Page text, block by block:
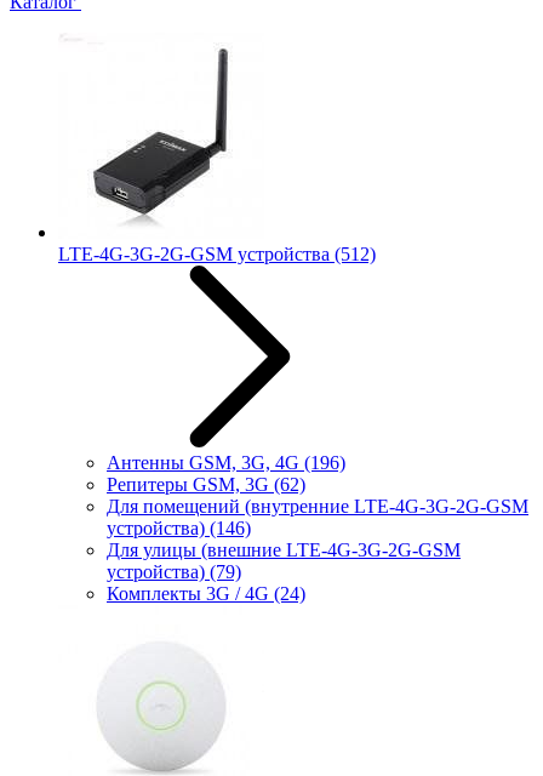
LTE-4G-3G-2G-GSM устройства (512)
Антенны GSM, 3G, 4G (196)
Репитеры GSM, 3G (62)
Для помещений (внутренние LTE-4G-3G-2G-GSM
устройства) (146)
Для улицы (внешние LTE-4G-3G-2G-GSM
устройства) (79)
Комплекты 3G / 4G (24)